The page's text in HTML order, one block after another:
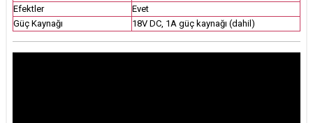
Efektler
Evet
Güç Kaynağı
18V DC, 1A güç kaynağı (dahil)